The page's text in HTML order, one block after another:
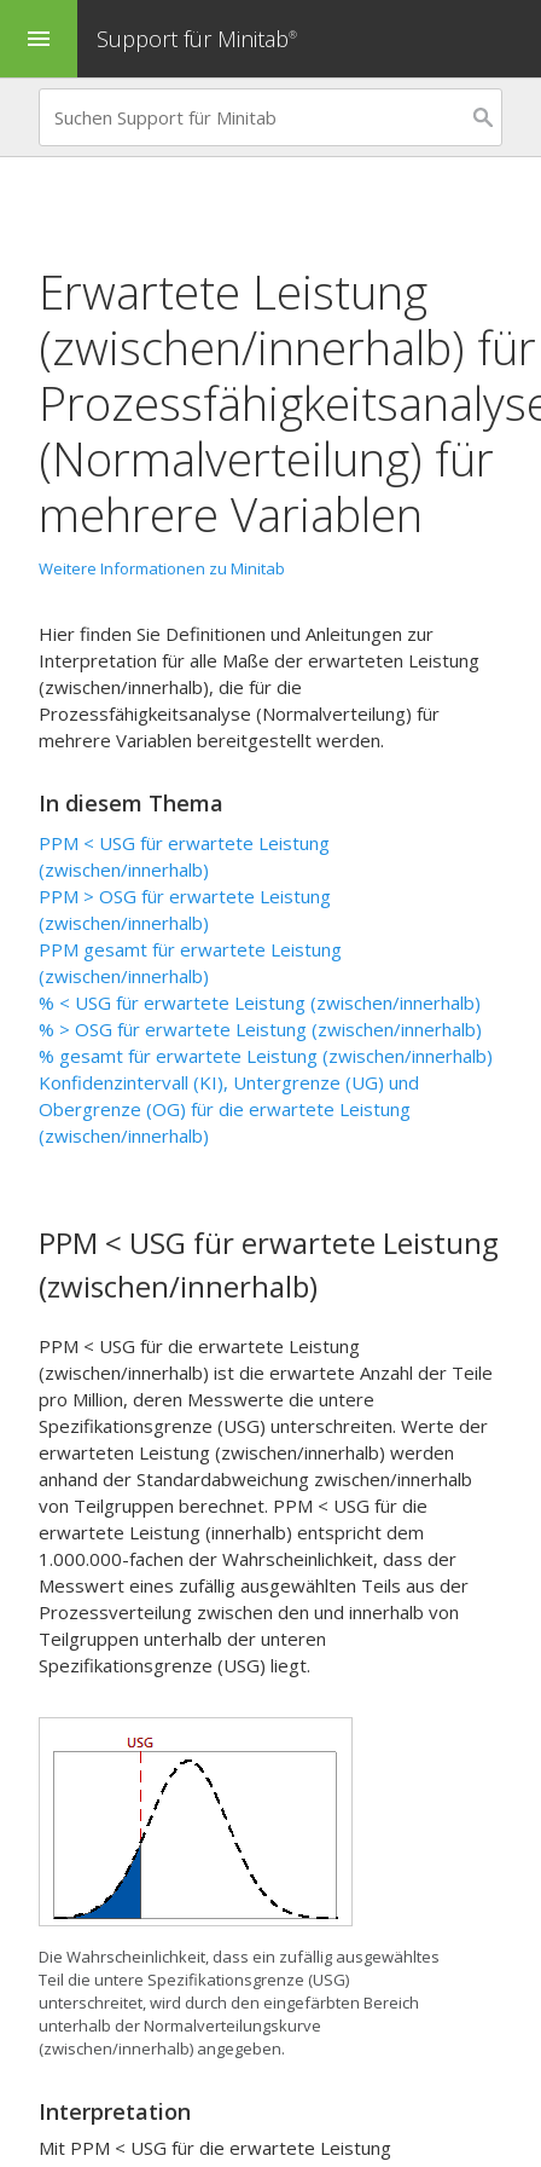
menu Support für Minitab®
Erwartete Leistung
(zwischen/innerhalb) für
(Normalverteilung) für
mehrere Variablen
Weitere Informationen zu Minitab
Hier finden Sie Definitionen und Anleitungen zur
Interpretation für alle Maße der erwarteten Leistung
(zwischen/innerhalb), die für die
Prozessfähigkeitsanalyse (Normalverteilung) für
mehrere Variablen bereitgestellt werden.
In diesem Thema
PPM < USG für erwartete Leistung
(zwischen/innerhalb)
PPM > OSG für erwartete Leistung
(zwischen/innerhalb)
PPM gesamt für erwartete Leistung
(zwischen/innerhalb)
% < USG für erwartete Leistung (zwischen/innerhalb)
% > OSG für erwartete Leistung (zwischen/innerhalb)
% gesamt für erwartete Leistung (zwischen/innerhalb)
Konfidenzintervall (KI), Untergrenze (UG) und
Obergrenze (OG) für die erwartete Leistung
(zwischen/innerhalb)
PPM < USG für erwartete Leistung
(zwischen/innerhalb)
PPM < USG für die erwartete Leistung
(zwischen/innerhalb) ist die erwartete Anzahl der Teile
pro Million, deren Messwerte die untere
Spezifikationsgrenze (USG) unterschreiten. Werte der
erwarteten Leistung (zwischen/innerhalb) werden
anhand der Standardabweichung zwischen/innerhalb
von Teilgruppen berechnet. PPM < USG für die
erwartete Leistung (innerhalb) entspricht dem
1.000.000-fachen der Wahrscheinlichkeit, dass der
Messwert eines zufällig ausgewählten Teils aus der
Prozessverteilung zwischen den und innerhalb von
Teilgruppen unterhalb der unteren
Spezifikationsgrenze (USG) liegt.
Die Wahrscheinlichkeit, dass ein zufällig ausgewähltes
Teil die untere Spezifikationsgrenze (USG)
unterschreitet, wird durch den eingefärbten Bereich
unterhalb der Normalverteilungskurve
(zwischen/innerhalb) angegeben.
Interpretation
Mit PPM < USG für die erwartete Leistung